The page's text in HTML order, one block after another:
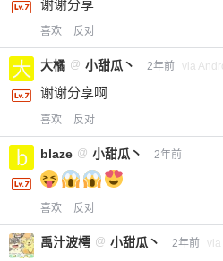
立刻支付
谢谢分享
喜欢 反对
大橘 @ 小甜瓜丶 2年前 via
谢谢分享啊
喜欢 反对
blaze @ 小甜瓜丶 2年前
喜欢 反对
禹汁波樗 @ 小甜瓜丶 2年前 via
您没有权限发布内容，请
限。